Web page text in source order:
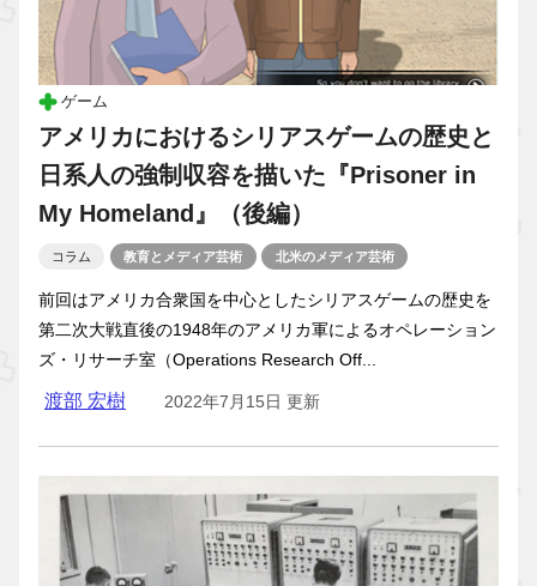
ゲーム
アメリカにおけるシリアスゲームの歴史と
日系人の強制収容を描いた『Prisoner in
My Homeland』（後編）
コラム 教育とメディア芸術 北米のメディア芸術
前回はアメリカ合衆国を中心としたシリアスゲームの歴史を
第二次大戦直後の1948年のアメリカ軍によるオペレーション
ズ・リサーチ室（Operations Research Off...
渡部 宏樹 2022年7月15日 更新